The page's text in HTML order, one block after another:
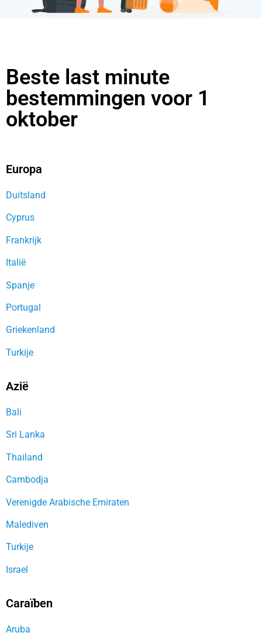
Beste last minute
bestemmingen voor 1
oktober
Europa
Duitsland
Cyprus
Frankrijk
Italië
Spanje
Portugal
Griekenland
Turkije
Azië
Bali
Sri Lanka
Thailand
Cambodja
Verenigde Arabische Emiraten
Malediven
Turkije
Israel
Caraïben
Aruba